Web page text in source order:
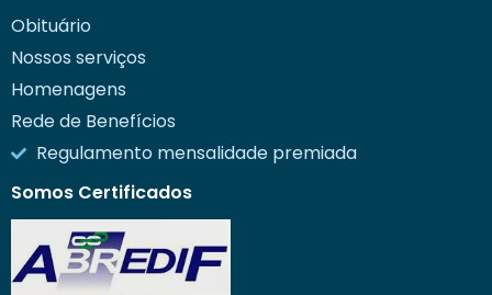
Obituário
Nossos serviços
Homenagens
Rede de Benefícios
Regulamento mensalidade premiada
Somos Certificados